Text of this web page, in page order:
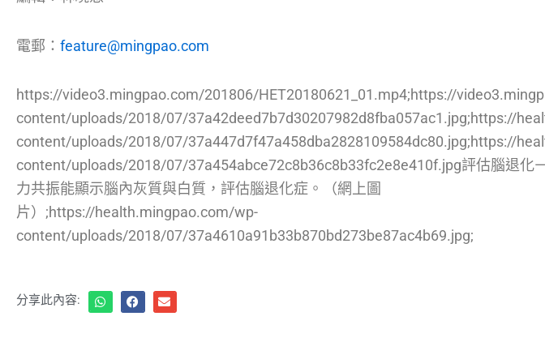
電郵： feature@mingpao.com
https://video3.mingpao.com/201806/HET20180621_01.mp4;https://
content/uploads/2018/07/37a42deed7b7d30207982d8fba057ac1.jpg;https://
content/uploads/2018/07/37a447d7f47a458dba2828109584dc80.jpg;https://
content/uploads/2018/07/37a454abce72c8b36c8b33fc2e8e410f.jpg評估腦退化
力共振能顯示腦內灰質與白質，評估腦退化症。（網上圖
片）;https://health.mingpao.com/wp-
content/uploads/2018/07/37a4610a91b33b870bd273be87ac4b69.jpg;
分享此內容: